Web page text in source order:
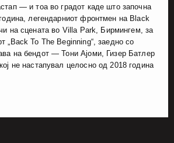
— и тоа во градот каде што започна
легендарниот фронтмен на Black
на сцената во Villa Park, Бирмингем, за
„Back To The Beginning“, заедно со
на бендот — Тони Ајоми, Гизер Батлер
не настапувал целосно од 2018 година